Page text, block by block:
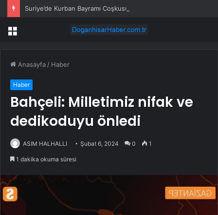
Suriye’de Kurban Bayramı Coşkusu
Menü
Anasayfa / Haber
Haber
Bahçeli: Milletimiz nifak ve
dedikoduyu önledi
ASIM HALHALLI Şubat 6, 2024 0 1
1 dakika okuma süresi